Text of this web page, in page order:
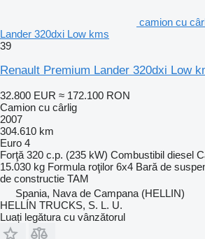
camion cu
Lander 320dxi Low kms
39
Renault Premium Lander 320dxi Low
32.800 EUR ≈ 172.100 RON
Camion cu cârlig
2007
304.610 km
Euro 4
Forţă 320 c.p. (235 kW) Combustibil diesel
15.030 kg Formula roţilor 6x4 Bară de
de constructie TAM
Spania, Nava de Campana (HELLIN)
HELLÍN TRUCKS, S. L. U.
Luați legătura cu vânzătorul